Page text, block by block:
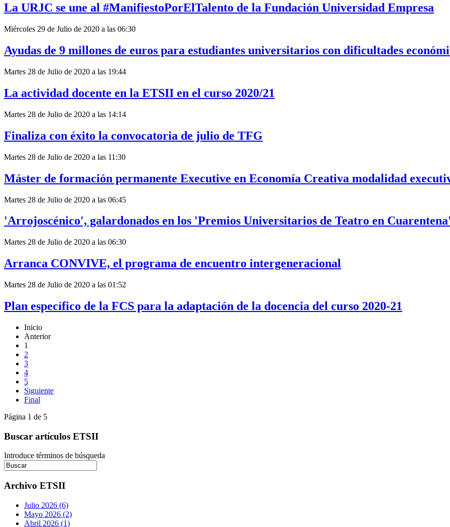
La URJC se une al #ManifiestoPorElTalento de la Fundación Universidad Empresa
Miércoles 29 de Julio de 2020 a las 06:30
Ayudas de 9 millones de euros para estudiantes universitarios con dificultades
Martes 28 de Julio de 2020 a las 19:44
La actividad docente en la ETSII en el curso 2020/21
Martes 28 de Julio de 2020 a las 14:14
Finaliza con éxito la convocatoria de julio de TFG
Martes 28 de Julio de 2020 a las 11:30
Máster de formación permanente Executive en Economía Creativa modalidad
Martes 28 de Julio de 2020 a las 06:45
'Arrojoscénico', galardonados en los 'Premios Universitarios de Teatro en
Martes 28 de Julio de 2020 a las 06:30
Arranca CONVIVE, el programa de encuentro intergeneracional
Martes 28 de Julio de 2020 a las 01:52
Plan específico de la FCS para la adaptación de la docencia del curso 2020-21
Inicio
Anterior
1
2
3
4
5
Siguiente
Final
Página 1 de 5
Buscar artículos ETSII
Introduce términos de búsqueda
Archivo ETSII
Julio 2026 (6)
Mayo 2026 (2)
Abril 2026 (1)